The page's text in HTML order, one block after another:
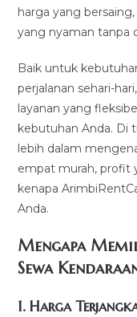
harga yang
yang nyaman tanpa
Baik untuk
perjalanan sehari-
layanan yang
kebutuhan Anda. Di
lebih dalam
empat murah, profit
kenapa
Anda.
Mengapa
Sewa
1.Harga